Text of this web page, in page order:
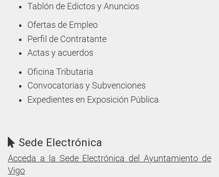
Tablón de Edictos y Anuncios
Ofertas de Empleo
Perfil de Contratante
Actas y acuerdos
Oficina Tributaria
Convocatorias y Subvenciones
Expedientes en Exposición Pública
Sede Electrónica
Acceda a la Sede Electrónica del Ayuntamiento de
Vigo